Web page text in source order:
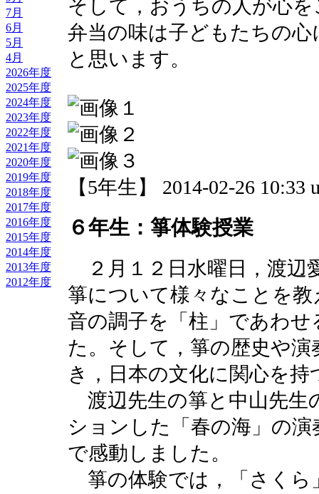
7月
6月
5月
4月
2026年度
2025年度
2024年度
2023年度
2022年度
2021年度
2020年度
2019年度
2018年度
2017年度
2016年度
2015年度
2014年度
2013年度
2012年度
そして，おうちの人が心
弁当の味は子どもたちの
と思います。
【5年生】 2014-02-26 10:33
６年生：箏体験授業
２月１２日水曜日，渡辺
箏について様々なことを
音の調子を「柱」であわ
た。そして，箏の歴史や
き，日本の文化に関心を
渡辺先生の箏と中山先生
ションした「春の海」の
で感動しました。
箏の体験では，「さくら